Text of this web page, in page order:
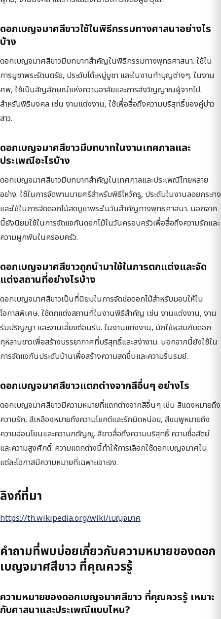
ดอกเบญจมาศสีขาวใช้ในพิธีกรรมทางศาสนาอย่างไร
บ้าง
ดอกเบญจมาศสีขาวมีบทบาทสำคัญในพิธีกรรมทางพุทธศาสนา. ใช้ใน
การบูชาพระรัตนตรัย, ประดับโต๊ะหมู่บูชา และในงานทำบุญต่างๆ. ในงาน
ศพ, ใช้เป็นสัญลักษณ์แห่งความอาลัยและการส่งวิญญาณผู้จากไป.
สำหรับพิธีมงคล เช่น งานแต่งงาน, ใช้เพื่อสื่อถึงความบริสุทธิ์ของคู่บ่าว
สาว.
ดอกเบญจมาศสีขาวมีบทบาทในงานเทศกาลและ
ประเพณีอะไรบ้าง
ดอกเบญจมาศสีขาวมีบทบาทสำคัญในเทศกาลและประเพณีไทยหลาย
อย่าง. ใช้ในการจัดพานบายศรีสำหรับพิธีไหว้ครู, ประดับในงานลอยกระทง
และใช้ในการจัดดอกไม้สดบูชาพระในวันสำคัญทางพุทธศาสนา. นอกจาก
นี้ยังนิยมใช้ในการจัดแจกันดอกไม้ในวันครอบครัวเพื่อสื่อถึงความรักและ
ความผูกพันในครอบครัว.
ดอกเบญจมาศสีขาวถูกนำมาใช้ในการตกแต่งและจัด
แต่งสถานที่อย่างไรบ้าง
ดอกเบญจมาศสีขาวเป็นที่นิยมในการจัดช่อดอกไม้สำหรับมอบให้ใน
โอกาสพิเศษ. ใช้ตกแต่งสถานที่ในงานพิธีสำคัญ เช่น งานแต่งงาน, งาน
รับปริญญา และงานเลี้ยงต้อนรับ. ในงานแต่งงาน, มักใช้ผสมกับดอก
กุหลาบขาวเพื่อสร้างบรรยากาศที่บริสุทธิ์และสง่างาม. นอกจากนี้ยังใช้ใน
การจัดแจกันประดับบ้านเพื่อสร้างความสดชื่นและความรื่นรมย์.
ดอกเบญจมาศสีขาวแตกต่างจากสีอื่นๆ อย่างไร
ดอกเบญจมาศสีขาวมีความหมายที่แตกต่างจากสีอื่นๆ เช่น สีแดงหมายถึง
ความรัก, สีเหลืองหมายถึงความโชคดีและรักนิดหน่อย, สีชมพูหมายถึง
ความอ่อนโยนและความกตัญญู. สีขาวสื่อถึงความบริสุทธิ์ ความซื่อสัตย์
และความสูงศักดิ์. ความแตกต่างนี้ทำให้การเลือกใช้ดอกเบญจมาศใน
แต่ละโอกาสมีความหมายที่เฉพาะเจาะจง.
ลิงก์ที่มา
https://th.wikipedia.org/wiki/เบญจมาศ
คำถามที่พบบ่อยเกี่ยวกับความหมายของดอก
เบญจมาศสีขาว ที่คุณควรรู้
ความหมายของดอกเบญจมาศสีขาว ที่คุณควรรู้ เหมาะ
กับศาสนาและประเพณีแบบไหน?